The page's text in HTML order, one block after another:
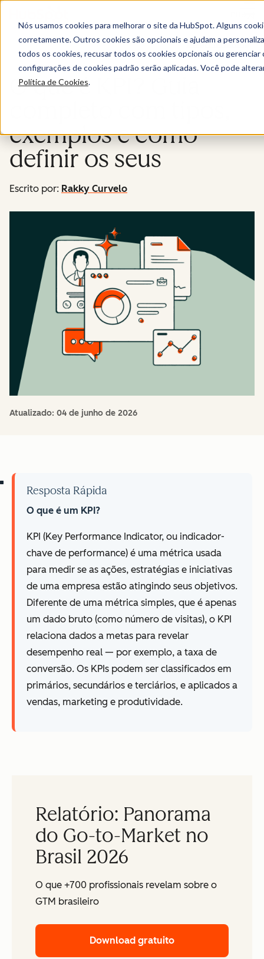
Nós usamos cookies para melhorar o site da HubSpot. Alguns
corretamente. Outros cookies são opcionais e ajudam a
todos os cookies, recusar todos os cookies opcionais ou
configurações de cookies padrão serão aplicadas. Você pode
Política de Cookies.
Blog/marketing
O que é KPI? Guia
exemplos e como
definir os seus
Escrito por: Rakky Curvelo
Atualizado: 04 de junho de 2026
Resposta Rápida
O que é um KPI?
KPI (Key Performance Indicator, ou indicador-
chave de performance) é uma métrica usada
para medir se as ações, estratégias e iniciativas
de uma empresa estão atingindo seus objetivos.
Diferente de uma métrica simples, que é apenas
um dado bruto (como número de visitas), o KPI
relaciona dados a metas para revelar
desempenho real — por exemplo, a taxa de
conversão. Os KPIs podem ser classificados em
primários, secundários e terciários, e aplicados a
vendas, marketing e produtividade.
Relatório: Panorama
do Go-to-Market no
Brasil 2026
O que +700 profissionais revelam sobre o
GTM brasileiro
Download gratuito